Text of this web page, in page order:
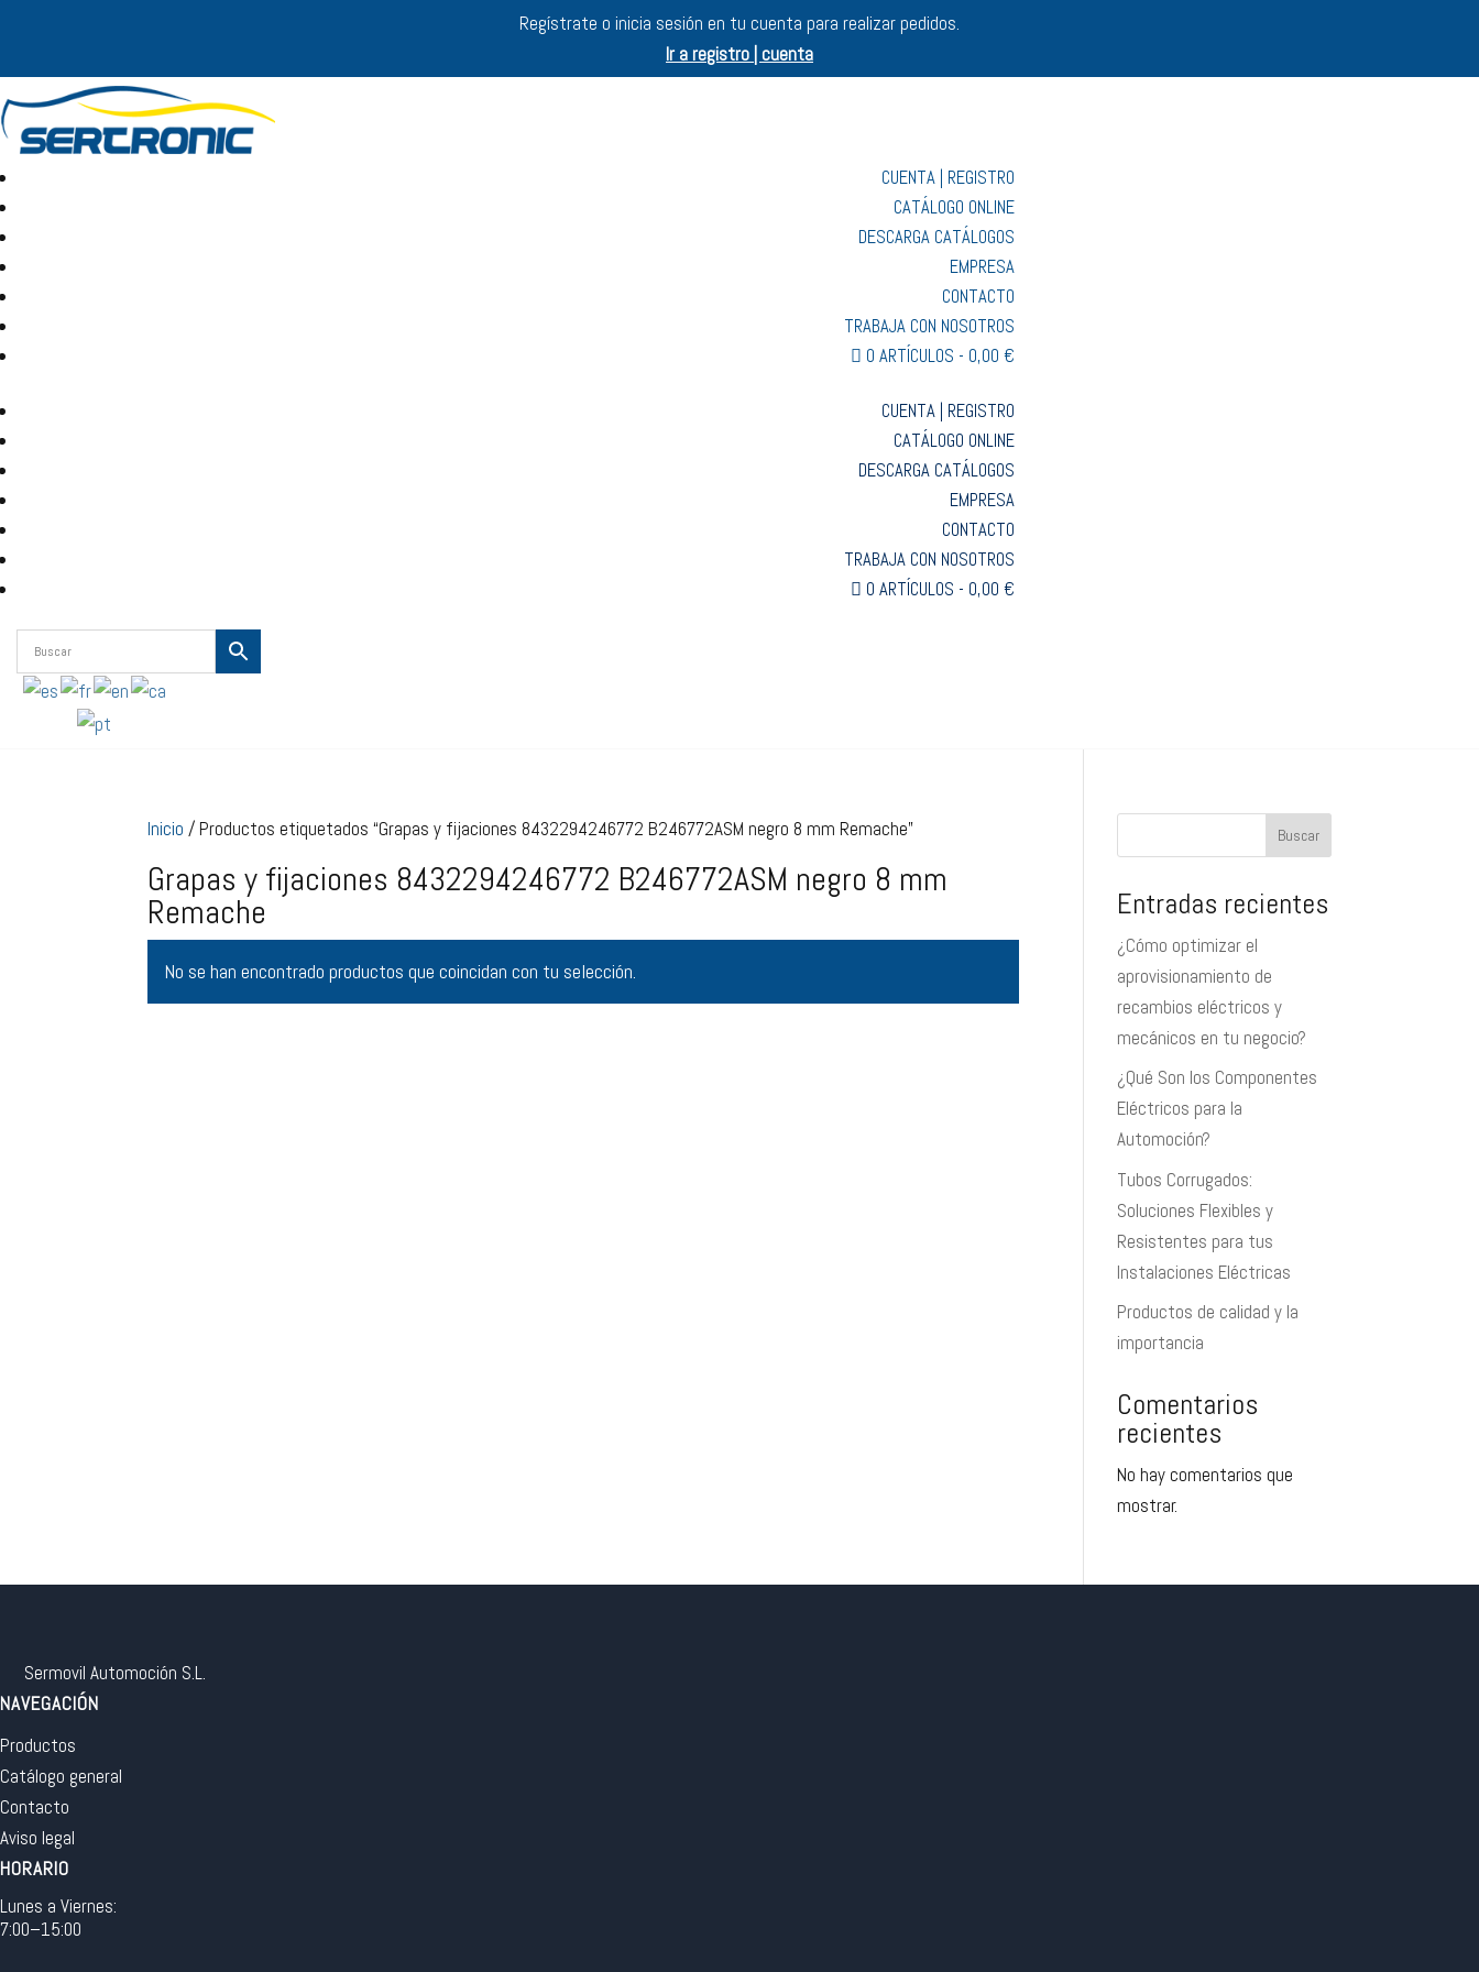
Regístrate o inicia sesión en tu cuenta para realizar pedidos.
Ir a registro | cuenta
CUENTA | REGISTRO
CATÁLOGO ONLINE
DESCARGA CATÁLOGOS
EMPRESA
CONTACTO
TRABAJA CON NOSOTROS
0 ARTÍCULOS
0,00 €
CUENTA | REGISTRO
CATÁLOGO ONLINE
DESCARGA CATÁLOGOS
EMPRESA
CONTACTO
TRABAJA CON NOSOTROS
0 ARTÍCULOS
0,00 €
Inicio / Productos etiquetados “Grapas y fijaciones 8432294246772 B246772ASM negro 8 mm Remache”
Grapas y fijaciones 8432294246772 B246772ASM negro 8 mm
Remache
No se han encontrado productos que coincidan con tu selección.
Buscar
Entradas recientes
¿Cómo optimizar el
aprovisionamiento de
recambios eléctricos y
mecánicos en tu negocio?
¿Qué Son los Componentes
Eléctricos para la
Automoción?
Tubos Corrugados:
Soluciones Flexibles y
Resistentes para tus
Instalaciones Eléctricas
Productos de calidad y la
importancia
Comentarios
recientes
No hay comentarios que
mostrar.
Sermovil Automoción S.L.
NAVEGACIÓN
Productos
Catálogo general
Contacto
Aviso legal
HORARIO
Lunes a Viernes:
7:00–15:00